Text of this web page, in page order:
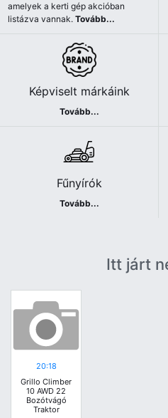
amelyek a kerti gép akcióban
listázva vannak.Tovább...
Képviselt márkáink
Tovább...
Fűnyírók
Tovább...
Itt járt
20:18
Grillo Climber
10 AWD 22
Bozótvágó
Traktor